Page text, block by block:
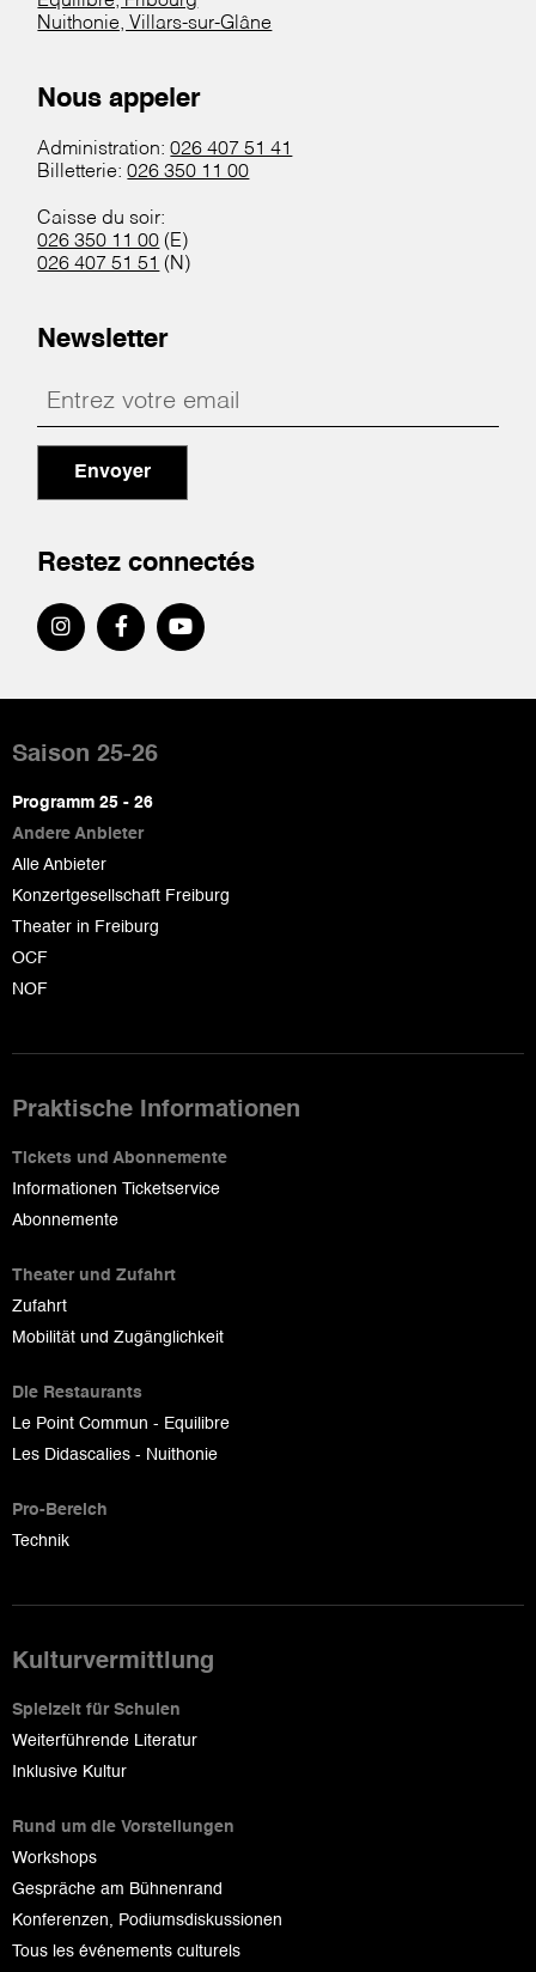
Nuithonie, Villars-sur-Glâne
Nous appeler
Administration:026 407 51 41
Billetterie:026 350 11 00
Caisse du soir:
026 350 11 00 (E)
026 407 51 51 (N)
Newsletter
Envoyer
Restez connectés
de
page
Saison 25-26
Programm 25 - 26
Andere Anbieter
Alle Anbieter
Konzertgesellschaft Freiburg
Theater in Freiburg
OCF
NOF
Praktische Informationen
Tickets und Abonnemente
Informationen Ticketservice
Abonnemente
Theater und Zufahrt
Zufahrt
Mobilität und Zugänglichkeit
Die Restaurants
Le Point Commun - Equilibre
Les Didascalies - Nuithonie
Pro-Bereich
Technik
Kulturvermittlung
Spielzeit für Schulen
Weiterführende Literatur
Inklusive Kultur
Rund um die Vorstellungen
Workshops
Gespräche am Bühnenrand
Konferenzen, Podiumsdiskussionen
Tous les événements culturels